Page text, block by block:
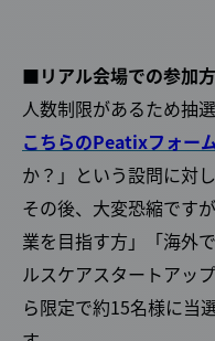
■リアル会場での参加
人数制限があるため抽
こちらのPeatixフォー
か？」という設問に対
その後、大変恐縮です
業を目指す方」「海外
ルスケアスタートアッ
ら限定で約15名様に当